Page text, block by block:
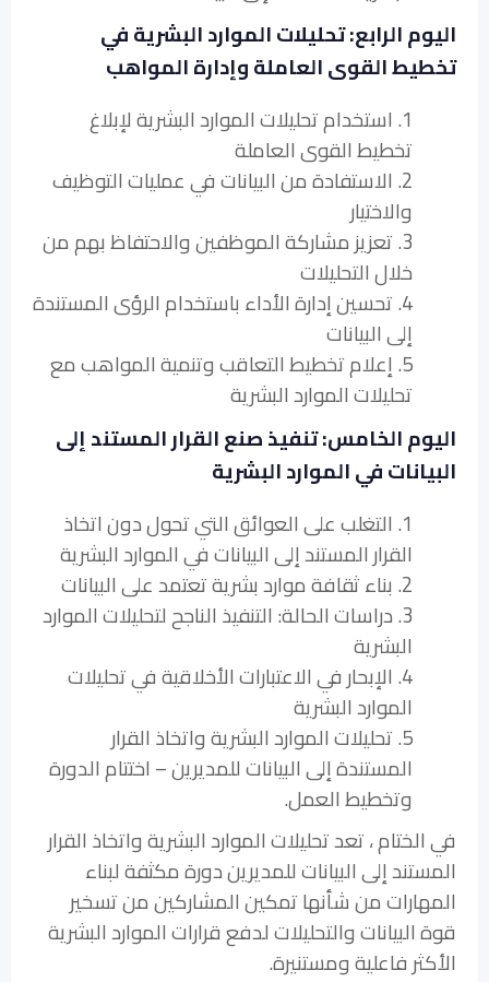
اليوم الرابع: تحليلات الموارد البشرية في
تخطيط القوى العاملة وإدارة المواهب
1. استخدام تحليلات الموارد البشرية لإبلاغ
تخطيط القوى العاملة
2. الاستفادة من البيانات في عمليات التوظيف
والاختيار
3. تعزيز مشاركة الموظفين والاحتفاظ بهم من
خلال التحليلات
4. تحسين إدارة الأداء باستخدام الرؤى المستندة
إلى البيانات
5. إعلام تخطيط التعاقب وتنمية المواهب مع
تحليلات الموارد البشرية
اليوم الخامس: تنفيذ صنع القرار المستند إلى
البيانات في الموارد البشرية
1. التغلب على العوائق التي تحول دون اتخاذ
القرار المستند إلى البيانات في الموارد البشرية
2. بناء ثقافة موارد بشرية تعتمد على البيانات
3. دراسات الحالة: التنفيذ الناجح لتحليلات الموارد
البشرية
4. الإبحار في الاعتبارات الأخلاقية في تحليلات
الموارد البشرية
5. تحليلات الموارد البشرية واتخاذ القرار
المستندة إلى البيانات للمديرين – اختتام الدورة
وتخطيط العمل.
في الختام ، تعد تحليلات الموارد البشرية واتخاذ القرار
المستند إلى البيانات للمديرين دورة مكثفة لبناء
المهارات من شأنها تمكين المشاركين من تسخير
قوة البيانات والتحليلات لدفع قرارات الموارد البشرية
الأكثر فاعلية ومستنيرة.